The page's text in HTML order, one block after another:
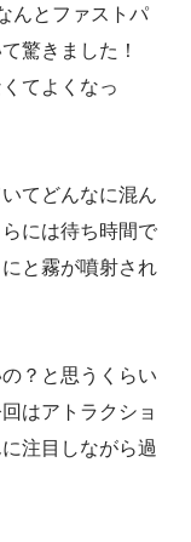
んとファストパ
驚きました！
てよくなっ
てどんなに混ん
には待ち時間で
と霧が噴射され
？と思うくらい
はアトラクショ
注目しながら過